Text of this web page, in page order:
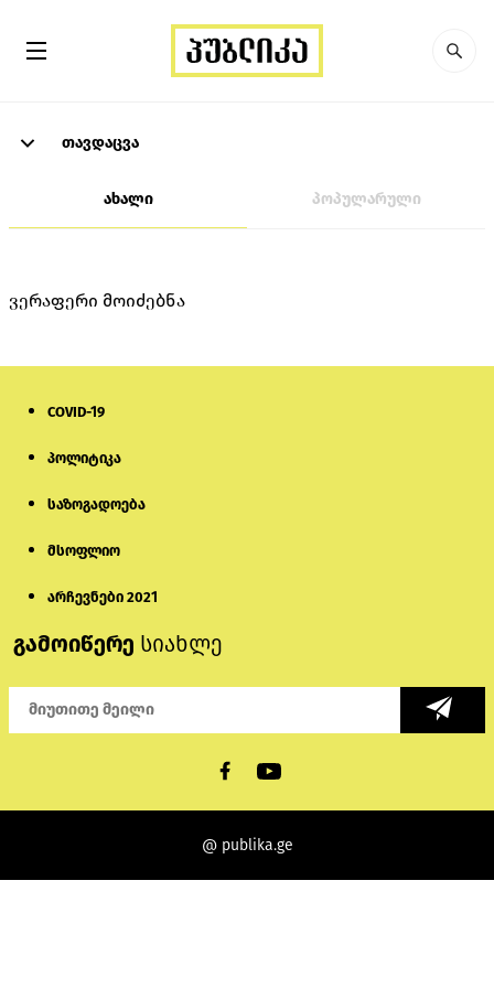
თავდაცვა
ახალი პოპულარული
ვერაფერი მოიძებნა
COVID-19
პოლიტიკა
საზოგადოება
მსოფლიო
არჩევნები 2021
გამოიწერე სიახლე
@ publika.ge